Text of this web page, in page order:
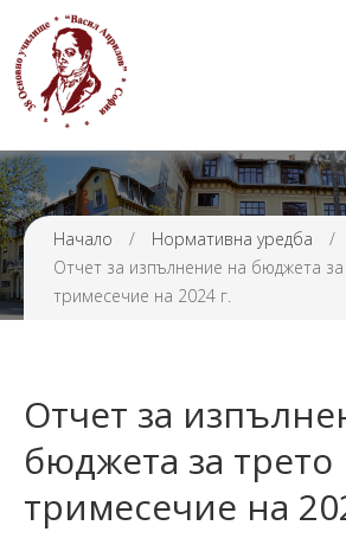
Прием
Проекти и
Седмично
Начало / Нормативна уредба /
Отчет за изпълнение на бюджета
тримесечие на 2024 г.
Отчет за
бюджета за трето
тримесечие на